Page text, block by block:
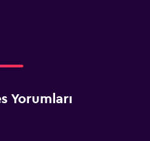
Yorumları